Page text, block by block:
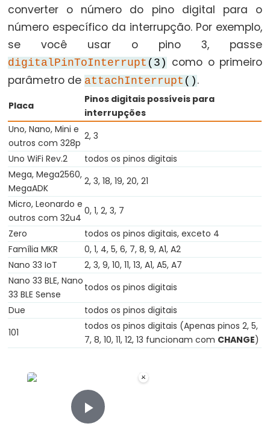
if
return
switch...case
while
Further
Syntax
/*
*/
(comentário
em
bloco)
{}
(chaves)
#define
(define)
(include)
converter o número do pino digital para o
número específico da interrupção. Por exemplo,
se você usar o pino 3, passe
digitalPinToInterrupt (3) como o primeiro
parâmetro de attachInterrupt () .
Placa
Pinos digitais possíveis para
interrupções
Uno, Nano, Mini e
outros com 328p
2, 3
Uno WiFi Rev.2
todos os pinos digitais
Mega, Mega2560,
MegaADK
2, 3, 18, 19, 20, 21
Micro, Leonardo e
outros com 32u4
0, 1, 2, 3, 7
Zero
todos os pinos digitais, exceto 4
Família MKR
0, 1, 4, 5, 6, 7, 8, 9, A1, A2
Nano 33 IoT
2, 3, 9, 10, 11, 13, A1, A5, A7
Nano 33 BLE, Nano
33 BLE Sense
todos os pinos digitais
Due
todos os pinos digitais
101
todos os pinos digitais (Apenas pinos 2, 5,
7, 8, 10, 11, 12, 13 funcionam com CHANGE)
×
Play Video